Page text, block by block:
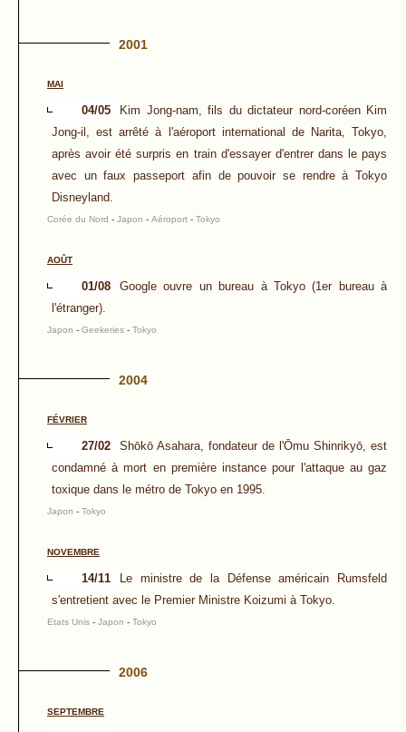
2001
MAI
04/05
Kim Jong-nam, fils du dictateur nord-coréen Kim
Jong-il, est arrêté à l'aéroport international de Narita, Tokyo,
après avoir été surpris en train d'essayer d'entrer dans le pays
avec un faux passeport afin de pouvoir se rendre à Tokyo
Disneyland.
Corée du Nord - Japon - Aéroport - Tokyo
AOÛT
01/08
Google ouvre un bureau à Tokyo (1er bureau à
l'étranger).
Japon - Geekeries - Tokyo
2004
FÉVRIER
27/02
Shōkō Asahara, fondateur de l'Ōmu Shinrikyō, est
condamné à mort en première instance pour l'attaque au gaz
toxique dans le métro de Tokyo en 1995.
Japon - Tokyo
NOVEMBRE
14/11
Le ministre de la Défense américain Rumsfeld
s'entretient avec le Premier Ministre Koizumi à Tokyo.
Etats Unis - Japon - Tokyo
2006
SEPTEMBRE